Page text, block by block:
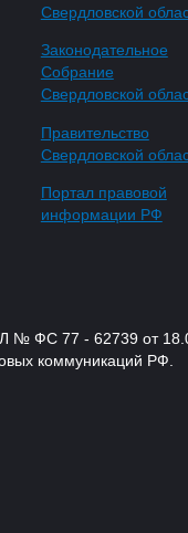
Свердловской
Законодательное
Собрание
Свердловской
Правительство
Свердловской
Портал правовой
информации РФ
№ ФС 77 - 62739 от
коммуникаций РФ.